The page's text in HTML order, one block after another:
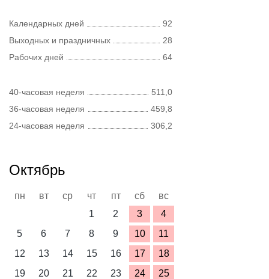
Календарных дней
92
Выходных и праздничных
28
Рабочих дней
64
40-часовая неделя
511,0
36-часовая неделя
459,8
24-часовая неделя
306,2
Октябрь
пн вт ср чт пт сб
вс
1
2 3
4
5
6 7 8 9 10
11
12
13 14 15 16 17
18
19
20 21 22 23 24
25